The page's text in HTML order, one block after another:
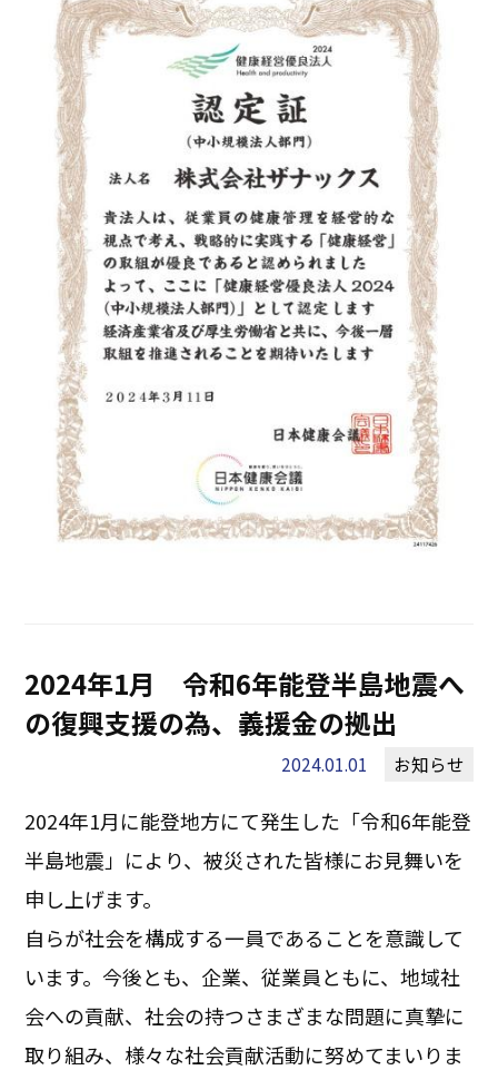
2024年1月 令和6年能登半島地震へ
の復興支援の為、義援金の拠出
2024.01.01 お知らせ
2024年1月に能登地方にて発生した「令和6年能登
半島地震」により、被災された皆様にお見舞いを
申し上げます。
自らが社会を構成する一員であることを意識して
います。今後とも、企業、従業員ともに、地域社
会への貢献、社会の持つさまざまな問題に真摯に
取り組み、様々な社会貢献活動に努めてまいりま